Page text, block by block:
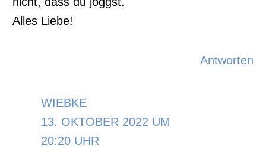
Alles Liebe!
Antworten
WIEBKE
13. OKTOBER 2022 UM
20:20 UHR